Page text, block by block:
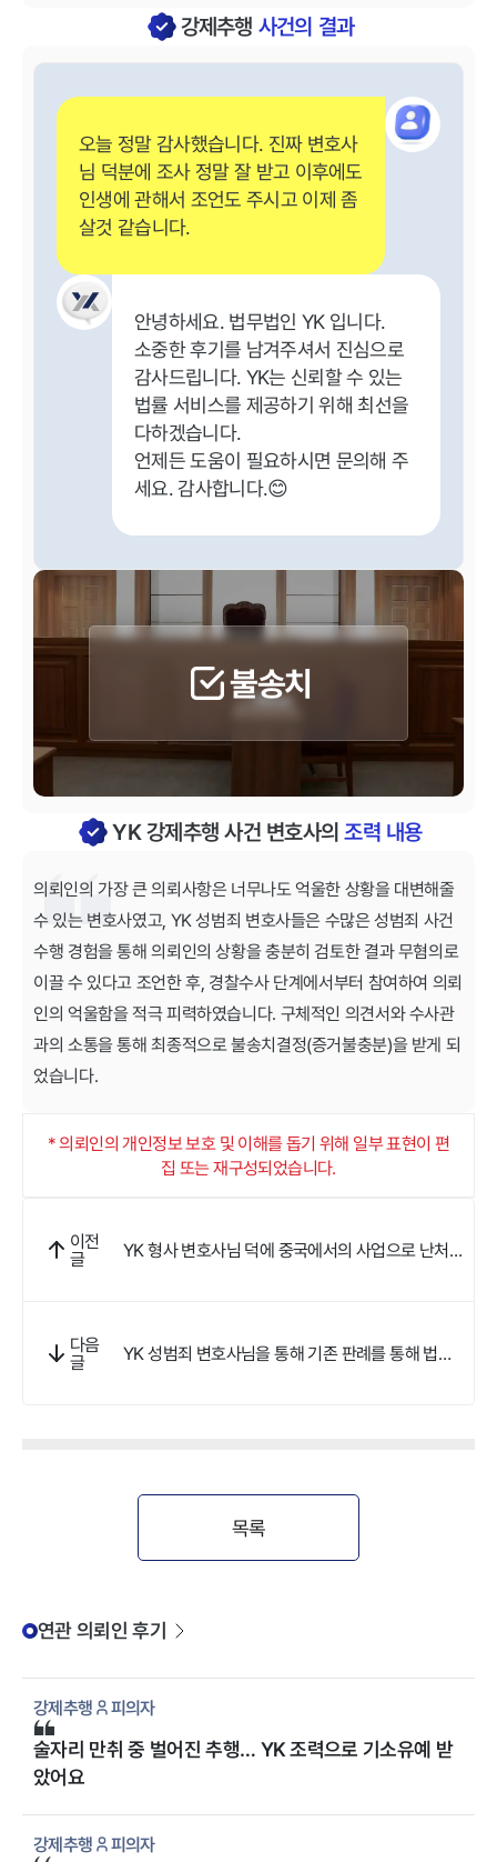
강제추행 사건의 결과
오늘 정말 감사했습니다. 진짜 변호사
님 덕분에 조사 정말 잘 받고 이후에도
인생에 관해서 조언도 주시고 이제 좀
살것 같습니다.
안녕하세요. 법무법인 YK 입니다.
소중한 후기를 남겨주셔서 진심으로
감사드립니다. YK는 신뢰할 수 있는
법률 서비스를 제공하기 위해 최선을
다하겠습니다.
언제든 도움이 필요하시면 문의해 주
세요. 감사합니다.😊
불송치
YK 강제추행 사건 변호사의조력 내용
의뢰인의 가장 큰 의뢰사항은 너무나도 억울한 상황을 대변해줄
수 있는 변호사였고, YK 성범죄 변호사들은 수많은 성범죄 사건
수행 경험을 통해 의뢰인의 상황을 충분히 검토한 결과 무혐의로
이끌 수 있다고 조언한 후, 경찰수사 단계에서부터 참여하여 의뢰
인의 억울함을 적극 피력하였습니다. 구체적인 의견서와 수사관
과의 소통을 통해 최종적으로 불송치결정(증거불충분)을 받게 되
었습니다.
* 의뢰인의 개인정보 보호 및 이해를 돕기 위해 일부 표현이 편
집 또는 재구성되었습니다.
이전
글
YK 형사 변호사님 덕에 중국에서의 사업으로 난처
다음
글
YK 성범죄 변호사님을 통해 기존 판례를 통해 법정
목록
연관 의뢰인 후기
강제추행 피의자
술자리 만취 중 벌어진 추행… YK 조력으로 기소유예 받
았어요
강제추행 피의자